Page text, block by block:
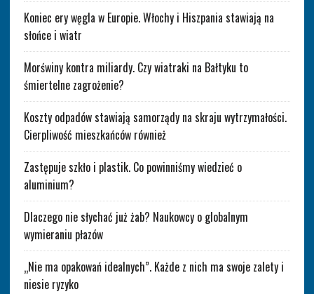
Koniec ery węgla w Europie. Włochy i Hiszpania stawiają na
słońce i wiatr
Morświny kontra miliardy. Czy wiatraki na Bałtyku to
śmiertelne zagrożenie?
Koszty odpadów stawiają samorządy na skraju wytrzymałości.
Cierpliwość mieszkańców również
Zastępuje szkło i plastik. Co powinniśmy wiedzieć o
aluminium?
Dlaczego nie słychać już żab? Naukowcy o globalnym
wymieraniu płazów
„Nie ma opakowań idealnych”. Każde z nich ma swoje zalety i
niesie ryzyko